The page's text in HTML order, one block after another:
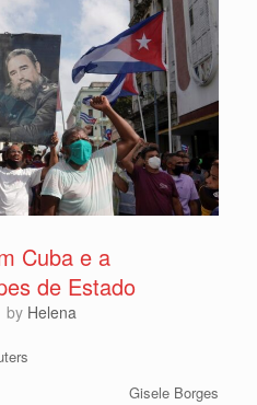
Cuba e a
de Estado
by Helena
Gisele Borges